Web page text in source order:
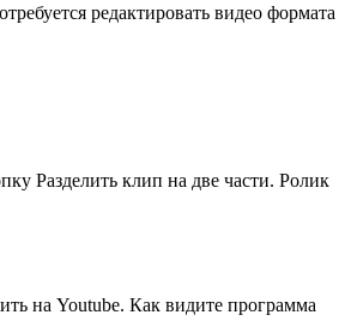
редактировать видео формата
Разделить клип на две части. Ролик
на Youtube. Как видите программа